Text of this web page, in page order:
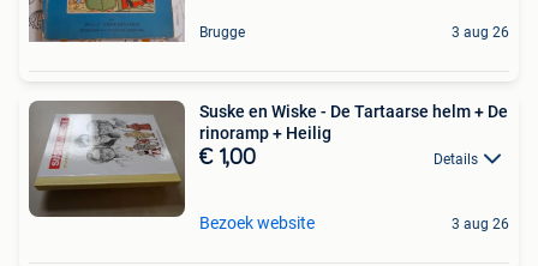
Brugge 3 aug 26
Suske en Wiske - De Tartaarse helm + De
rinoramp + Heilig
€ 1,00 Details
Bezoek website 3 aug 26